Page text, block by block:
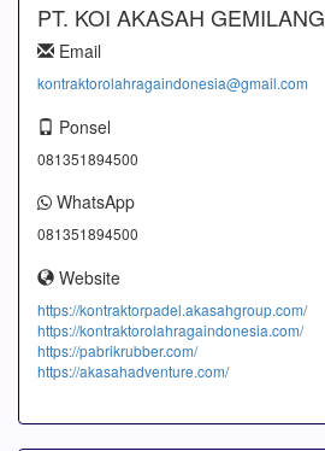
PT. KOI AKASAH GEMILANG
Email
kontraktorolahragaindonesia@gmail.com
Ponsel
081351894500
WhatsApp
081351894500
Website
https://kontraktorpadel.akasahgroup.com/
https://kontraktorolahragaindonesia.com/
https://pabrikrubber.com/
https://akasahadventure.com/